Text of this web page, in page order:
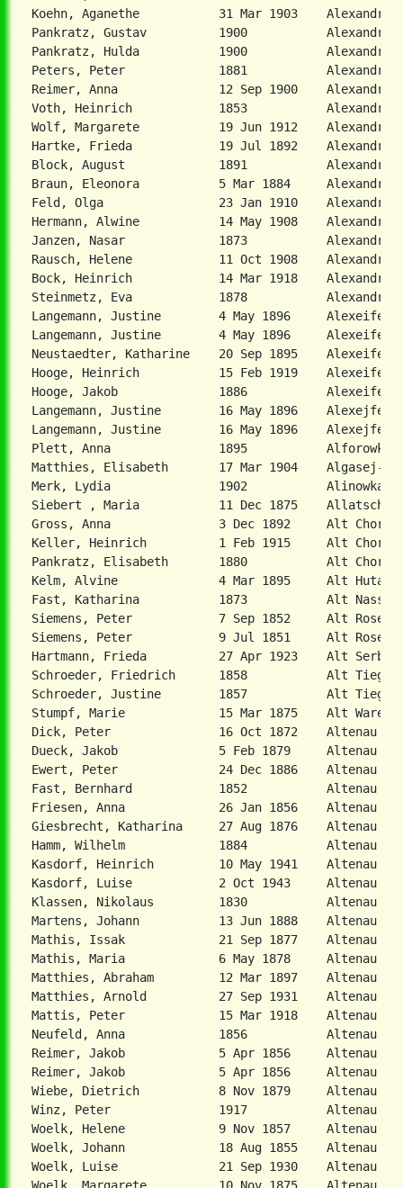
Koehn, Aganethe           31 Mar 1903
Pankratz, Gustav          1900
Pankratz, Hulda           1900
Peters, Peter             1881
Reimer, Anna              12 Sep 1900
Voth, Heinrich            1853
Wolf, Margarete           19 Jun 1912
Hartke, Frieda            19 Jul 1892
Block, August             1891
Braun, Eleonora           5 Mar 1884
Feld, Olga                23 Jan 1910
Hermann, Alwine           14 May 1908
Janzen, Nasar             1873
Rausch, Helene            11 Oct 1908
Bock, Heinrich            14 Mar 1918
Steinmetz, Eva            1878
Langemann, Justine        4 May 1896
Langemann, Justine        4 May 1896
Neustaedter, Katharine    20 Sep 1895
Hooge, Heinrich           15 Feb 1919    Alexeifeld
Hooge, Jakob              1886           Alexeifeld
Langemann, Justine        16 May 1896
Langemann, Justine        16 May 1896    Alexejfeld,
Plett, Anna               1895           Alforowka
Matthies, Elisabeth       17 Mar 1904    Algasej-
Merk, Lydia               1902           Alinowka
Siebert , Maria           11 Dec 1875    Allatsch,
Gross, Anna               3 Dec 1892     Alt Chortitza,
Keller, Heinrich          1 Feb 1915     Alt
Pankratz, Elisabeth       1880           Alt
Kelm, Alvine              4 Mar 1895     Alt Huta
Fast, Katharina           1873           Alt Nassau
Siemens, Peter            7 Sep 1852     Alt
Siemens, Peter            9 Jul 1851     Alt
Hartmann, Frieda          27 Apr 1923    Alt Serby,
Schroeder, Friedrich      1858           Alt
Schroeder, Justine        1857           Alt
Dick, Peter               16 Oct 1872    Altenau                       A3342EWZ50F039 1284
Dueck, Jakob              5 Feb 1879     Altenau                       A3342EWZ58-H029 2264
Ewert, Peter              24 Dec 1886    Altenau                       A3342EWZ50-B041 1418
Fast, Bernhard            1852           Altenau                       A3342EWZ50-F054 2290
Friesen, Anna             26 Jan 1856    Altenau                       A3342EWZ50-I023 1080
Giesbrecht, Katharina     27 Aug 1876    Altenau                       A3342-EWZ50-I066 0510     geb. Schmidt
Hamm, Wilhelm             1884           Altenau                       A3342EWZ50F083 2224
Kasdorf, Heinrich         10 May 1941    Altenau                       A3342EWZ50D066 0912
Kasdorf, Luise            2 Oct 1943     Altenau                       A3342EWZ50D066 0912
Klassen, Nikolaus         1830           Altenau                       A3342-EWZ50-C076 2720
Martens, Johann           13 Jun 1888    Altenau                       A3342EWZ58-H006 1484
Mathis, Issak             21 Sep 1877    Altenau                       A3342EWZ50F038 1324
Mathis, Maria             6 May 1878     Altenau                       A3342EWZ50F038 1324       geb. Wiedemann
Matthies, Abraham         12 Mar 1897    Altenau                       A3342EWZ50F039 1284
Matthies, Arnold          27 Sep 1931    Altenau                       A3342EWZ50F039 1284
Mattis, Peter             15 Mar 1918    Altenau                       A3342EWZ50F039 1960
Neufeld, Anna             1856           Altenau                       A3342-EWZ50-I026 0716     geb. Friesen
Reimer, Jakob             5 Apr 1856     Altenau                       A3342EWZ50G063 0648
Reimer, Jakob             5 Apr 1856     Altenau                       A3342EWZ50-G064 0210
Wiebe, Dietrich           8 Nov 1879     Altenau                       A3342EWZ50-F054 2044      verschleppt - 1938
Winz, Peter               1917           Altenau                       A3342EWZ50-H032 1844
Woelk, Helene             9 Nov 1857     Altenau                       A3442-EWZ50-J027 2946     geb. Toews
Woelk, Johann             18 Aug 1855    Altenau                       A3442-EWZ50-J027 2946
Woelk, Luise              21 Sep 1930    Altenau                       A3342-EWZ50-J028 0347
Woelk, Margarete          10 Nov 1875    Altenau                       A3342-EWZ50-J028 0366     geb. Berg
Woelk, Susanne            5 Jul 1926     Altenau                       A3342-EWZ50-J028 0347
Hooge, Viktor             30 Mar 1938    Altenau           A3          342EWZ50-D021 0604
Neumann, Grete            9 Nov 1923     Altenau, Geb. Saporoshje      A3342-EWZ50-F081 1842
Neumann, Jakob            10 Sep 1929    Altenau, Geb. Saporoshje      A3342-EWZ50-F081 2486
Neumann, Johann           17 Dec 1899    Altenau, Geb. Saporoshje      A3342-EWZ50-F081 2486     1936-verschleppt
Neumann, Johann           30 Dec 1900    Altenau, Geb. Saporoshje      A3342-EWZ50-F081 1842
Neumann, Maria            22 Jun 1901    Altenau, Geb. Saporoshje      A3342-EWZ50-F081 1842     geb. Thisseu
Woelk, Johann             24 Sep 1881    Altenau, Orlow, Bolschoj TokmaA3442-EWZ50-J027 2946
Harder, Susanna           25 Nov 1880    Altenau, Saporoshje           A3342-EWZ50-J026 0730     geb. Neufeld
Wittenberg, Anna          7 Jun 1901     Altenau, Saporoshje           A3342-EWZ50-J026 0730     geb. Harder
Wittenberg, Nikolaus      1 Nov 1898     Altenau, Saporoshje           A3342-EWZ50-J026 0730
Wittenberg, Nikolaus      23 Oct 1923    Altenau, Saporoshje           A3342-EWZ50-J026 0730
Braun, Benjamin           25 Aug 1887    Altonau                       A3342-EWZ50-G039 1516
Braun, Herta              16 Jan 1925    Altonau                       A3342-EWZ50-G039 1516
Braun, Jakob              6 Jun 1928     Altonau                       A3342-EWZ50-G039 1518
Friesen, Helene           1885           Altonau                       A3342EWZ50-E020 2144      geb. Enns
Friesen, Margarethe       1 Apr 1883     Altonau                       A3342EWZ50G017 1244       geb. Warkentin
Friesen, Maria            22 Jun 1881    Altonau                       A3342EWZ50G017 0964       geb. Martens
Kasdorf, Anna             7 Apr 1922     Altonau                       A3342EWZ50D066 0862
Kasdorf, Anna             7 Apr 1922     Altonau                       A3342EWZ50D066 1436
Kasdorf, Greta            16 May 1937    Altonau                       A3342EWZ50D066 1190
Kasdorf, Heinrich         3 Jun 1936     Altonau                       A3342EWZ50D066 1208
Kasdorf, Jakob            25 Dec 1916    Altonau                       A3342EWZ50D066 1436
Kasdorf, Johann           9 Feb 1915     Altonau                       A3342EWZ50D066 1356
Kasdorf, Justine          21 Oct 1897    Altonau                       A3342EWZ50D066 1028       geb. Adrian
Kasdorf, Katharina        20 Nov 1918    Altonau                       A3342EWZ50D066 1132
Kasdorf, Katharina        20 Nov 1918    Altonau                       A3342EWZ50D066 1436
Kasdorf, Margarethe       14 Aug 1928    Altonau                       A3342EWZ50D066 1028
Kasdorf, Margarethe       9 Nov 1932     Altonau                       A3342EWZ50D066 1208
Kasdorf, Nelly            3 Apr 1941     Altonau                       A3342EWZ50D066 1356
Kasdorf, Peter            23 Jul 1927    Altonau                       A3342EWZ50D066 1368
Kasdorf, Peter            23 Jul 1927    Altonau                       A3342EWZ50D066 1436
Kasdorf, Wilhelm          1872           Altonau